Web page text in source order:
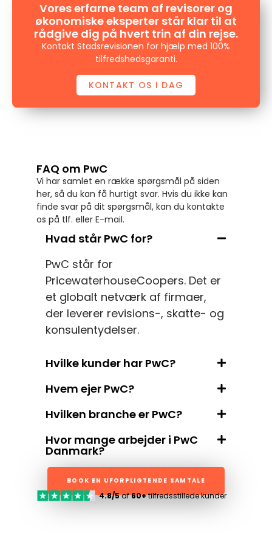
Vores erfarne team af revisorer og
økonomiske eksperter står klar til at
rådgive dig på hvert trin af din rejse.
Kontakt Stadsrevisionen for hjælp med 100%
tilfredshedsgaranti.
KONTAKT OS I DAG
FAQ om PwC
Vi har samlet en række spørgsmål på siden
her, så du kan få hurtigt svar. Hvis du ikke kan
finde svar på dit spørgsmål, kan du kontakte
os på tlf. eller E-mail.
Hvad står PwC for?
PwC står for
PricewaterhouseCoopers. Det er
et globalt netværk af firmaer,
der leverer revisions-, skatte- og
konsulentydelser.
Hvilke kunder har PwC?
Hvem ejer PwC?
Hvilken branche er PwC?
Hvor mange arbejder i PwC
Danmark?
BOOK EN UFORPLIGTENDE SAMTALE
4.8/5af60+tilfredsstillede kunder